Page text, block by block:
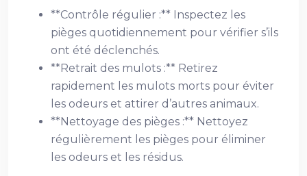
**Contrôle régulier :** Inspectez les
pièges quotidiennement pour vérifier s’ils
ont été déclenchés.
**Retrait des mulots :** Retirez
rapidement les mulots morts pour éviter
les odeurs et attirer d’autres animaux.
**Nettoyage des pièges :** Nettoyez
régulièrement les pièges pour éliminer
les odeurs et les résidus.